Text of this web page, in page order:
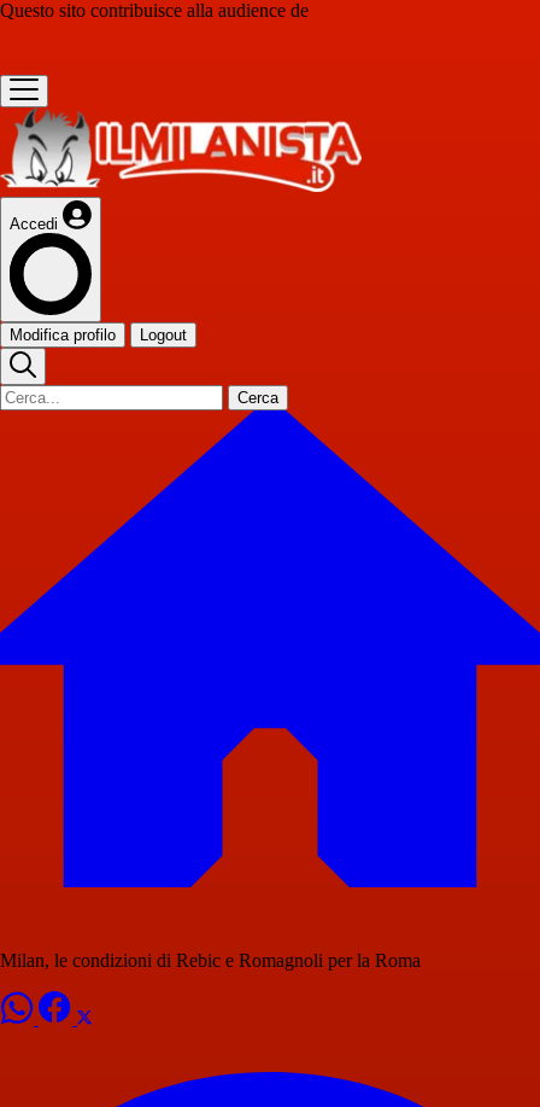
Questo sito contribuisce alla audience de
Accedi
Modifica profilo Logout
Cerca
Milan, le condizioni di Rebic e Romagnoli per la Roma